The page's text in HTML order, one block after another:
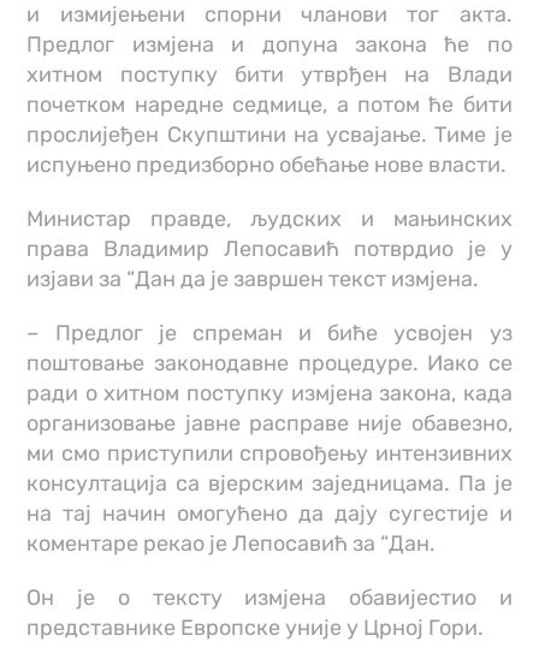
и измијењени спорни чланови тог акта.
Предлог измјена и допуна закона ће по
хитном поступку бити утврђен на Влади
почетком наредне седмице, а потом ће бити
прослијеђен Скупштини на усвајање. Тиме је
испуњено предизборно обећање нове власти.
Министар правде, људских и мањинских
права Владимир Лепосавић потврдио је у
изјави за “Дан да је завршен текст измјена.
– Предлог је спреман и биће усвојен уз
поштовање законодавне процедуре. Иако се
ради о хитном поступку измјена закона, када
организовање јавне расправе није обавезно,
ми смо приступили спровођењу интензивних
консултација са вјерским заједницама. Па је
на тај начин омогућено да дају сугестије и
коментаре рекао је Лепосавић за “Дан.
Он је о тексту измјена обавијестио и
представнике Европске уније у Црној Гори.